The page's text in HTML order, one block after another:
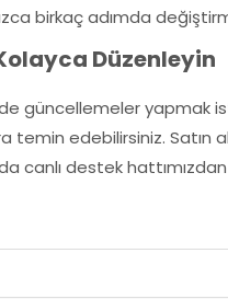
birkaç adımda
Düzenleyin
güncellemeler yapmak
temin edebilirsiniz.
canlı destek